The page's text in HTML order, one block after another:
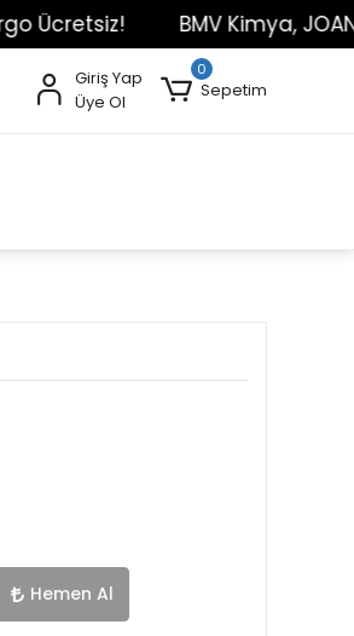
BMV Kimya, JOANLAB
Giriş Yap
Üye Ol
0
Sepetim
Hemen Al